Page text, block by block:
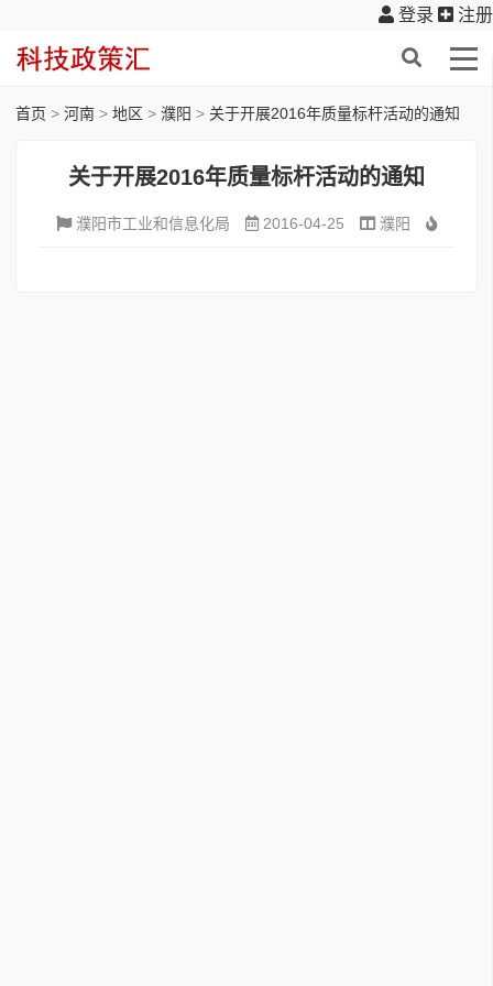
登录 注册
首页 > 河南 > 地区 > 濮阳 > 关于开展2016年质量标杆活动的通知
关于开展2016年质量标杆活动的通知
濮阳市工业和信息化局 2016-04-25 濮阳